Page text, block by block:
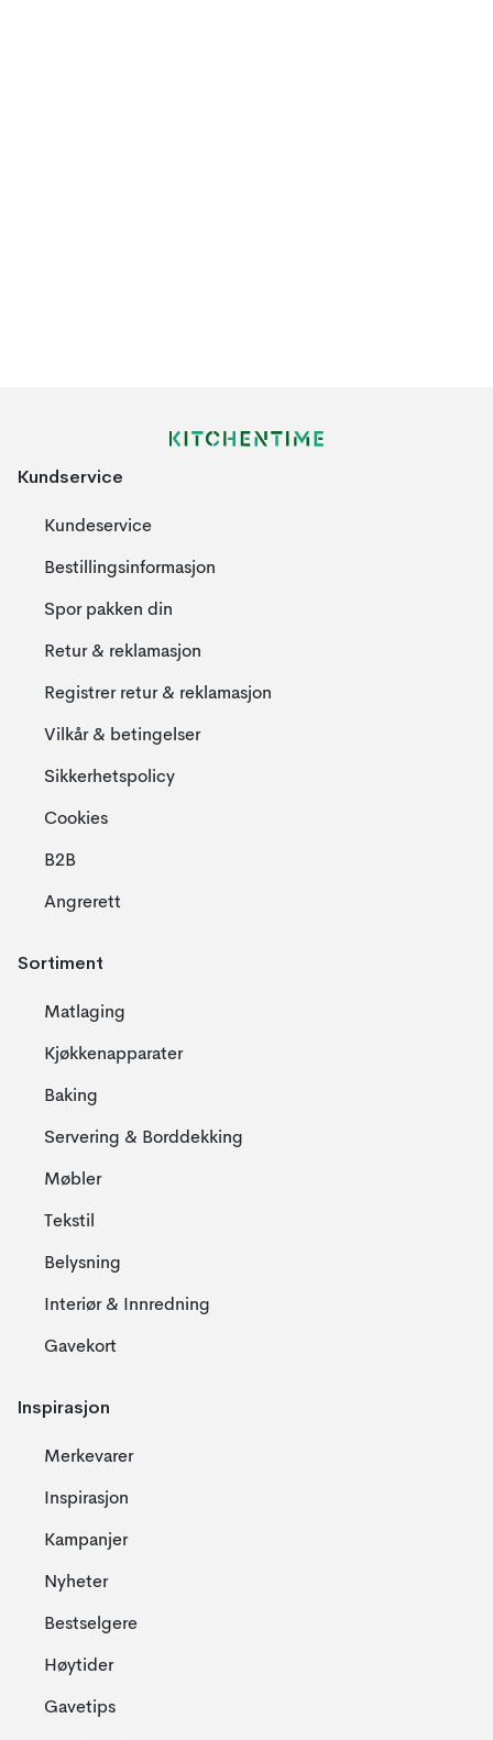
Kundservice
Kundeservice
Bestillingsinformasjon
Spor pakken din
Retur & reklamasjon
Registrer retur & reklamasjon
Vilkår & betingelser
Sikkerhetspolicy
Cookies
B2B
Angrerett
Sortiment
Matlaging
Kjøkkenapparater
Baking
Servering & Borddekking
Møbler
Tekstil
Belysning
Interiør & Innredning
Gavekort
Inspirasjon
Merkevarer
Inspirasjon
Kampanjer
Nyheter
Bestselgere
Høytider
Gavetips